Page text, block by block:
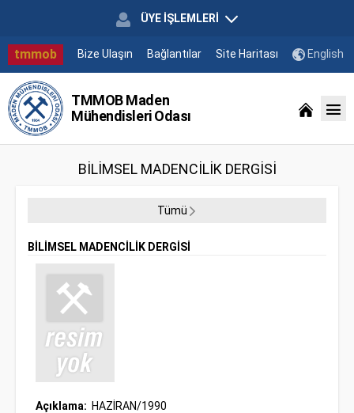
ÜYE İŞLEMLERİ
tmmob Bize Ulaşın Bağlantılar Site Haritası English
TMMOB Maden
Mühendisleri Odası
BİLİMSEL MADENCİLİK DERGİSİ
Tümü
BİLİMSEL MADENCİLİK DERGİSİ
Açıklama: HAZİRAN/1990